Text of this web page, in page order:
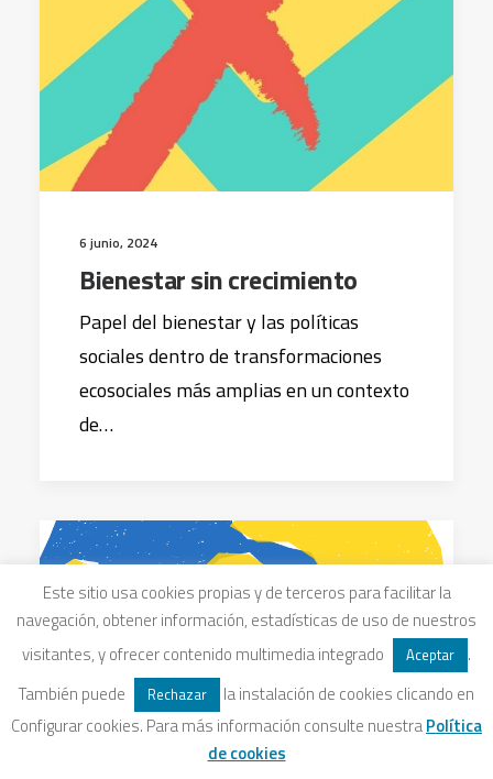
6 junio, 2024
Bienestar sin crecimiento
Papel del bienestar y las políticas
sociales dentro de transformaciones
ecosociales más amplias en un contexto
de…
Este sitio usa cookies propias y de terceros para facilitar la
navegación, obtener información, estadísticas de uso de nuestros
visitantes, y ofrecer contenido multimedia integrado
Aceptar
.
También puede
Rechazar
la instalación de cookies clicando en
Configurar cookies. Para más información consulte nuestraPolítica
de cookies